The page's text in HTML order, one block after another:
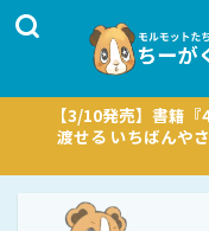
【3/10発売】書籍
渡せる いちばんや